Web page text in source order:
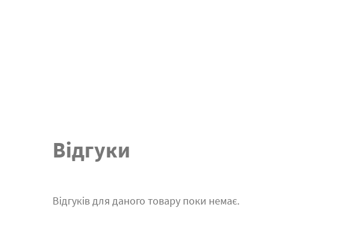
Відгуки
Відгуків для даного товару поки немає.